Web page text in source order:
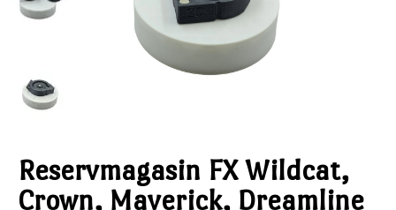
Reservmagasin FX Wildcat,
Crown, Maverick, Dreamline